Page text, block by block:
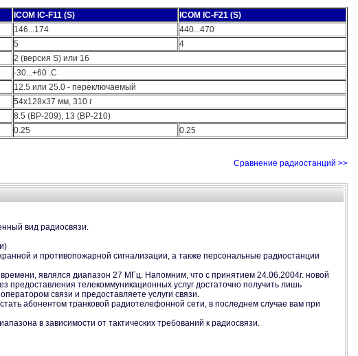
ICOM IC-F11 (S)
ICOM IC-F21 (S)
146...174
440...470
5
4
2 (версия S) или 16
-30...+60 .С
12.5 или 25.0 - переключаемый
54х128х37 мм, 310 г
8.5 (BP-209), 13 (BP-210)
0.25 0.25
Сравнение радиостанций >>
вид радиосвязи.
и противопожарной сигнализации, а также персональные радиостанции
являлся диапазон 27 МГц. Напомним, что с принятием 24.06.2004г. новой
предоставления телекоммуникационных услуг достаточно получить лишь
связи и предоставляете услуги связи.
абонентом транковой радиотелефонной сети, в последнем случае вам при
в зависимости от тактических требований к радиосвязи.